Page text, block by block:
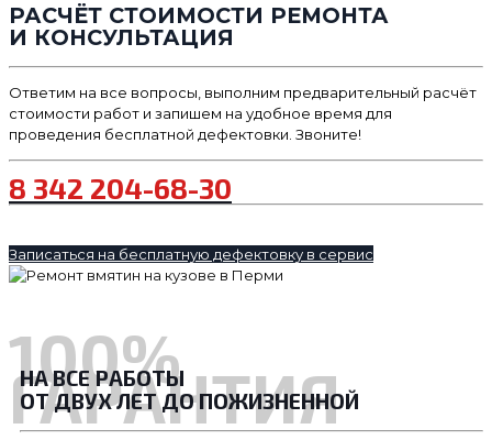
РАСЧЁТ СТОИМОСТИ РЕМОНТА
И КОНСУЛЬТАЦИЯ
Ответим на все вопросы, выполним предварительный расчёт
стоимости работ и запишем на удобное время для
проведения бесплатной дефектовки. Звоните!
8 342 204-68-30
Записаться на бесплатную дефектовку в сервис
100%
ГАРАНТИЯ
НА ВСЕ РАБОТЫ
ОТ ДВУХ ЛЕТ ДО ПОЖИЗНЕННОЙ